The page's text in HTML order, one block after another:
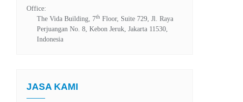
Office:
The Vida Building, 7th Floor, Suite 729, Jl. Raya
Perjuangan No. 8, Kebon Jeruk, Jakarta 11530,
Indonesia
JASA KAMI